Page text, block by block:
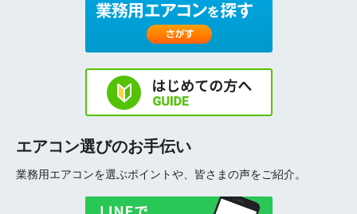
エアコン選びのお手伝い
業務用エアコンを選ぶポイントや、皆さまの声をご紹介。